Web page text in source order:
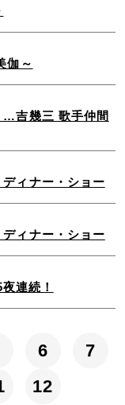
伽～
…吉幾三 歌手仲間
ィナー・ショー
ィナー・ショー
連続！
6
7
12